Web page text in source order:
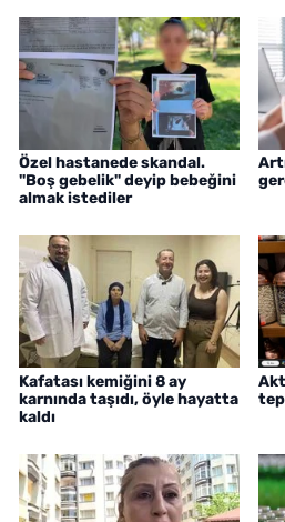
Özel hastanede skandal.
"Boş gebelik" deyip bebeğini
almak istediler
Kafatası kemiğini 8 ay
karnında taşıdı, öyle hayatta
kaldı